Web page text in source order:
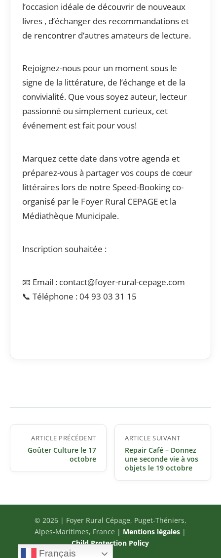
l’occasion idéale de découvrir de nouveaux
livres , d’échanger des recommandations et
de rencontrer d’autres amateurs de lecture.
Rejoignez-nous pour un moment sous le
signe de la littérature, de l’échange et de la
convivialité. Que vous soyez auteur, lecteur
passionné ou simplement curieux, cet
événement est fait pour vous!
Marquez cette date dans votre agenda et
préparez-vous à partager vos coups de cœur
littéraires lors de notre Speed-Booking co-
organisé par le Foyer Rural CEPAGE et la
Médiathèque Municipale.
Inscription souhaitée :
📧 Email : contact@foyer-rural-cepage.com
📞 Téléphone : 04 93 03 31 15
Navigation
l’article
ARTICLE PRÉCÉDENT
Goûter Culture le 17
octobre
ARTICLE SUIVANT
Repair Café – Donnez
une seconde vie à vos
objets le 19 octobre
© 2026 | Foyer Rural Cépage, Puget-Théniers,
Alpes-Maritimes, France | Mentions légales |
Child Protection Policy
Français